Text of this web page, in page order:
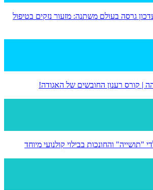
גרסה בעולם משתנה: מזעור נזקים בטיפול
| קורס רענון החובשים של האגודה!
"תושייה" והחונכות בבילוי קולנועי מיוחד